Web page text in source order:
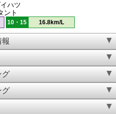
ハツ
ント
10・15 16.8km/L
グ
グ